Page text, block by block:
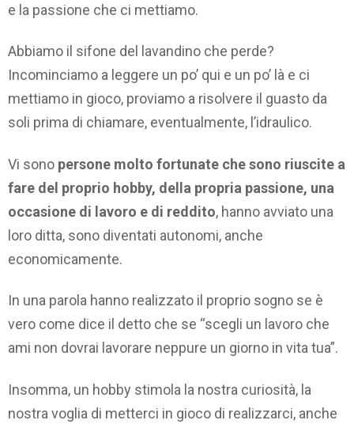
e la passione che ci mettiamo.
Abbiamo il sifone del lavandino che perde?
Incominciamo a leggere un po’ qui e un po’ là e ci
mettiamo in gioco, proviamo a risolvere il guasto da
soli prima di chiamare, eventualmente, l’idraulico.
Vi sono persone molto fortunate che sono riuscite a
fare del proprio hobby, della propria passione, una
occasione di lavoro e di reddito, hanno avviato una
loro ditta, sono diventati autonomi, anche
economicamente.
In una parola hanno realizzato il proprio sogno se è
vero come dice il detto che se “scegli un lavoro che
ami non dovrai lavorare neppure un giorno in vita tua”.
Insomma, un hobby stimola la nostra curiosità, la
nostra voglia di metterci in gioco di realizzarci, anche